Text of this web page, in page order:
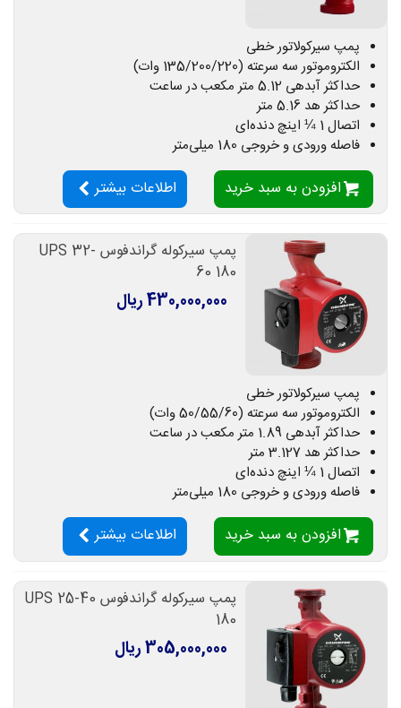
پمپ سیرکولاتور خطی
الکتروموتور سه سرعته (135/200/220 وات)
حداکثر آبدهی 5.12 متر مکعب در ساعت
حداکثر هد 5.16 متر
اتصال 1 ¼ اینچ دنده‌ای
فاصله ورودی و خروجی 180 میلی‌متر
افزودن به سبد خرید اطلاعات بیشتر
پمپ سیرکوله گراندفوس UPS 32-
60 180
430,000,000 ریال
پمپ سیرکولاتور خطی
الکتروموتور سه سرعته (50/55/60 وات)
حداکثر آبدهی 1.89 متر مکعب در ساعت
حداکثر هد 3.127 متر
اتصال 1 ¼ اینچ دنده‌ای
فاصله ورودی و خروجی 180 میلی‌متر
افزودن به سبد خرید اطلاعات بیشتر
پمپ سیرکوله گراندفوس UPS 25-40
180
305,000,000 ریال